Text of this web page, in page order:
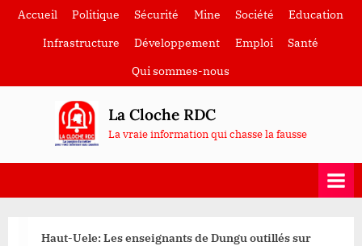
SkipAccueil Politique Sécurité Mine Société
Education
Infrastructure
Développement Emploi
Santé
Qui sommes-nous
La Cloche RDC
La vraie information qui chasse la fausse
Haut-Uele: Les enseignants de Dungu outillés sur